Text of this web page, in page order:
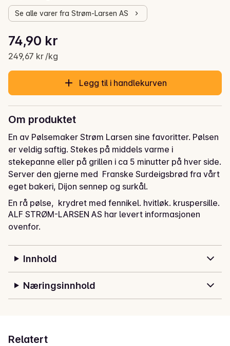
Se alle varer fra Strøm-Larsen AS
Gjeldende pris er: 74,90 kr
74,90 kr
249,67 kr /kg
Stykkpris: 249,67 kr /kg
Legg til i handlekurven
Om produktet
En av Pølsemaker Strøm Larsen sine favoritter. Pølsen
er veldig saftig. Stekes på middels varme i
stekepanne eller på grillen i ca 5 minutter på hver side.
Server den gjerne med  Franske Surdeigsbrød fra vårt
eget bakeri, Dijon sennep og surkål.
En rå pølse,  krydret med fennikel. hvitløk. kruspersille.
koriander. og rosmarin. Smaksatt rødvin
ALF STRØM-LARSEN AS har levert informasjonen
ovenfor.
Innhold
Næringsinnhold
Relatert